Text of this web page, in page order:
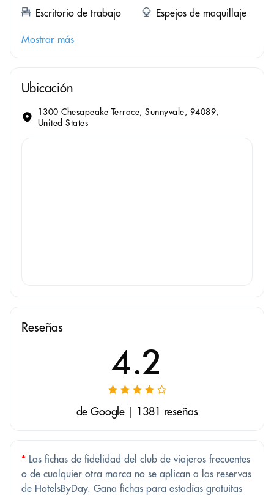
Escritorio de trabajo
Espejos de maquillaje
Mostrar más
Ubicación
1300 Chesapeake Terrace, Sunnyvale, 94089,
United States
Reseñas
4.2
de Google | 1381 reseñas
* Las fichas de fidelidad del club de viajeros frecuentes
o de cualquier otra marca no se aplican a las reservas
de HotelsByDay. Gana fichas para estadías gratuitas